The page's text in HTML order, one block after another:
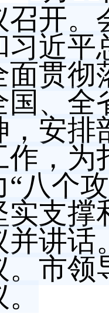
召开。
习近平
面贯彻
国、全
，安排
作，为
“八个
实支撑
并讲话
。市领